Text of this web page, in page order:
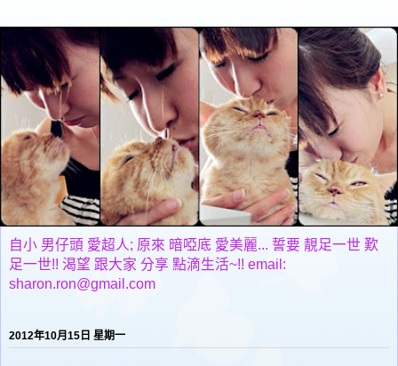
自小 男仔頭 愛超人; 原來 暗啞底 愛美麗... 誓要 靚足一世 歎
足一世!! 渴望 跟大家 分享 點滴生活~!! email:
sharon.ron@gmail.com
2012年10月15日 星期一